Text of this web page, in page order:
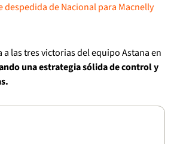
despedida de Nacional para Macnelly
a las tres victorias del equipo Astana en
una estrategia sólida de control y